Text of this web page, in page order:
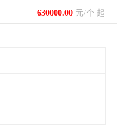
630000.00元/个 起